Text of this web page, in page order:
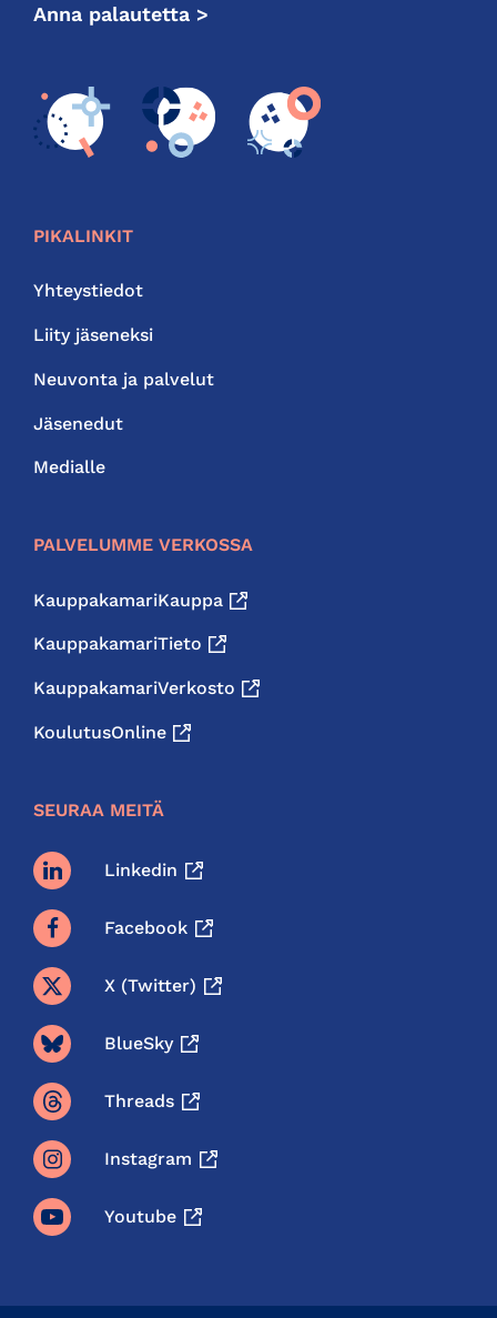
Anna palautetta >
PIKALINKIT
Yhteystiedot
Liity jäseneksi
Neuvonta ja palvelut
Jäsenedut
Medialle
PALVELUMME VERKOSSA
KauppakamariKauppa
KauppakamariTieto
KauppakamariVerkosto
KoulutusOnline
SEURAA MEITÄ
Linkedin
Facebook
X (twitter)
BlueSky
Threads
Instagram
Youtube